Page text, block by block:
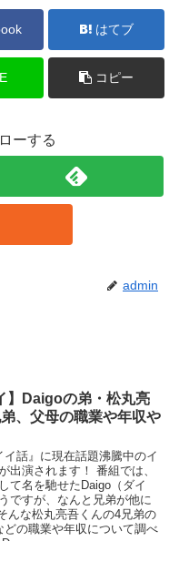
はてブ
コピー
ーする
admin
】Daigoの弟・松丸亮
、父母の職業や年収や
話』に現在話題沸騰中のイ
出演されます！ 番組では、
て名を馳せたDaigo（ダイ
ですが、なんと兄弟が他に
んな松丸亮吾くんの4兄弟の
の職業や年収について調べ